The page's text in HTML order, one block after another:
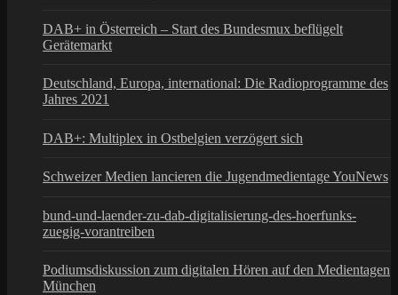
DAB+ in Österreich – Start des Bundesmux beflügelt
Gerätemarkt
Deutschland, Europa, international: Die Radioprogramme des
Jahres 2021
DAB+: Multiplex in Ostbelgien verzögert sich
Schweizer Medien lancieren die Jugendmedientage YouNews
bund-und-laender-zu-dab-digitalisierung-des-hoerfunks-
zuegig-vorantreiben
Podiumsdiskussion zum digitalen Hören auf den Medientagen
München